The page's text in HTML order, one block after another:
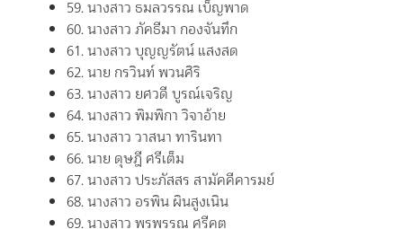
59. นางสาว ธมลวรรณ เบ็ญพาด
60. นางสาว ภัคธีมา กองจันทึก
61. นางสาว บุญญรัตน์ แสงสด
62. นาย กรวินท์ พวนศิริ
63. นางสาว ยศวดี บูรณ์เจริญ
64. นางสาว พิมพิกา วิจาอ้าย
65. นางสาว วาสนา ทารินทา
66. นาย ดุษฎี ศรีเต็ม
67. นางสาว ประภัสสร สามัคคีคารมย์
68. นางสาว อรพิน ผินสูงเนิน
69. นางสาว พรพรรณ ศรีคต